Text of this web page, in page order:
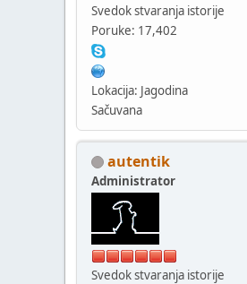
Svedok stvaranja istorije
Poruke: 17,402
Lokacija: Jagodina
Sačuvana
autentik
Administrator
Svedok stvaranja istorije